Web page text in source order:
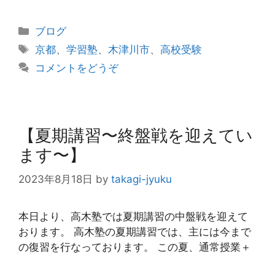
カ
テ
リ
ブログ
タ
京都、学習塾、 木津川市、高校受験
コメントをどうぞ
【夏期講習〜終盤戦を迎えてい
ます〜】
2023年8月18日 by takagi-jyuku
本日より、高木塾では夏期講習の中盤戦を迎えて
おります。 高木塾の夏期講習では、主には今まで
の復習を行なっております。 この夏、通常授業＋